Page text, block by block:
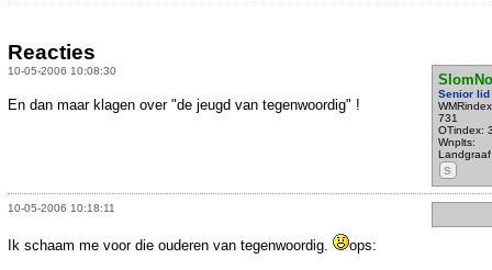
Reacties
10-05-2006 10:08:30
Senior lid
731
OTindex:
Wnplts:
Landgraaf
S
En dan maar klagen over "de jeugd van tegenwoordig" !
10-05-2006 10:18:11
Ik schaam me voor die ouderen van tegenwoordig. ops: